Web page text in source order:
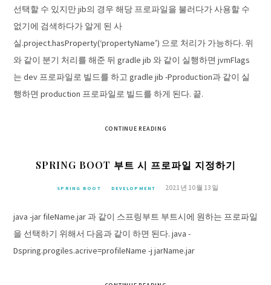
선택할 수 있지만 jib의 경우 해당 프로파일을 불러다가 사용할 수
없기에 검색하다가 알게 된 사
실.project.hasProperty(‘propertyName’) 으로 처리가 가능하다. 위
와 같이 분기 처리를 해준 뒤 gradle jib 와 같이 실행하면 jvmFlags
는 dev 프로파일로 빌드를 하고 gradle jib -Pproduction과 같이 실
행하면 production 프로파일로 빌드를 하게 된다. 끝.
CONTINUE READING
SPRING BOOT 부트 시 프로파일 지정하기
SPRING BOOT DEVELOPMENT 2021년 10월 13일
java -jar fileName.jar 과 같이 스프링부트 부트시에 원하는 프로파일
을 선택하기 위해서 다음과 같이 하면 된다. java -
Dspring.progiles.acrive=profileName -j jarName.jar